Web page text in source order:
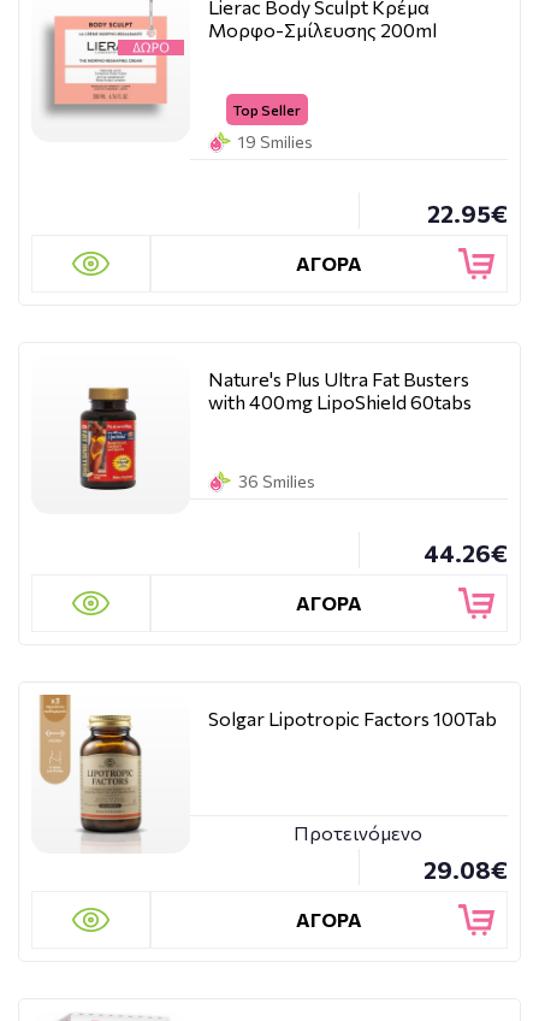
Lierac Body Sculpt Κρέμα
Μορφο-Σμίλευσης 200ml
Top Seller
19 Smilies
22.95€
ΑΓΟΡΑ
Nature's Plus Ultra Fat Busters
with 400mg LipoShield 60tabs
36 Smilies
44.26€
ΑΓΟΡΑ
Solgar Lipotropic Factors 100Tab
Προτεινόμενο
29.08€
ΑΓΟΡΑ